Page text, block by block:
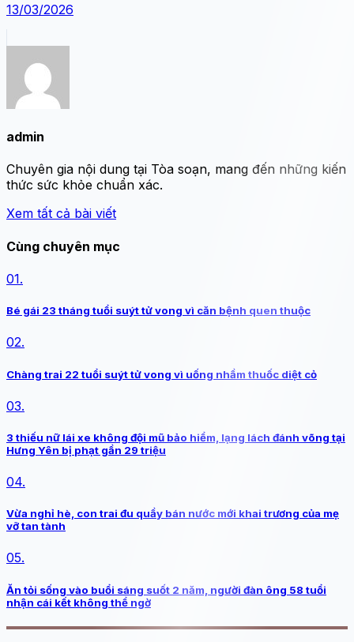
13/03/2026
admin
Chuyên gia nội dung tại Tòa soạn, mang đến những kiến
thức sức khỏe chuẩn xác.
Xem tất cả bài viết
Cùng chuyên mục
01.
Bé gái 23 tháng tuổi suýt tử vong vì căn bệnh quen thuộc
02.
Chàng trai 22 tuổi suýt tử vong vì uống nhầm thuốc diệt cỏ
03.
3 thiếu nữ lái xe không đội mũ bảo hiểm, lạng lách đánh võng tại
Hưng Yên bị phạt gần 29 triệu
04.
Vừa nghỉ hè, con trai đu quầy bán nước mới khai trương của mẹ
vỡ tan tành
05.
Ăn tỏi sống vào buổi sáng suốt 2 năm, người đàn ông 58 tuổi
nhận cái kết không thể ngờ